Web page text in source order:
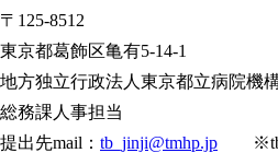
〒125-8512
東京都葛飾区亀有5-14-1
地方独立行政法人東京都立病院
総務課人事担当
提出先mail： tb_jinji@tmhp.jp ※tbの